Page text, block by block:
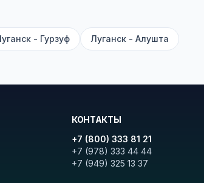
и цену. Кнопка «Детали рейса»
- Гурзуф Луганск - Алушта
КОНТАКТЫ
+7 (800) 333 81 21
+7 (978) 333 44 44
+7 (949) 325 13 37